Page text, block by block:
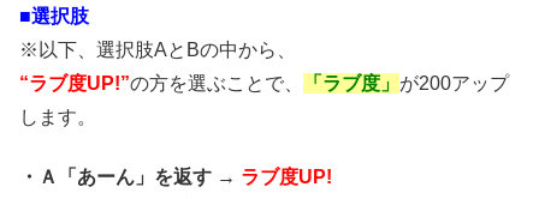
■選択肢
※以下、選択肢AとBの中から、
“ラブ度UP!”の方を選ぶことで、 「ラブ度」 が200アップ
します。
・Ａ「あーん」を返す → ラブ度UP!